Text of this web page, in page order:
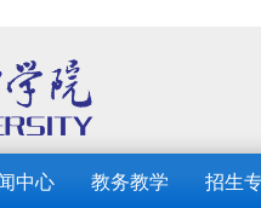
中心 教务教学 招生